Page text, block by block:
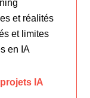
et réalités
et limites
en IA
IA